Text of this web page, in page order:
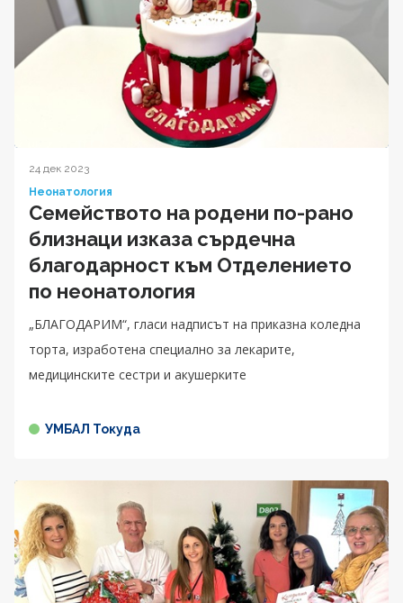
24 дек 2023
Неонатология
Семейството на родени по-рано
близнаци изказа сърдечна
благодарност към Отделението
по неонатология
„БЛАГОДАРИМ“, гласи надписът на приказна коледна
торта, изработена специално за лекарите,
медицинските сестри и акушерките
УМБАЛ Токуда